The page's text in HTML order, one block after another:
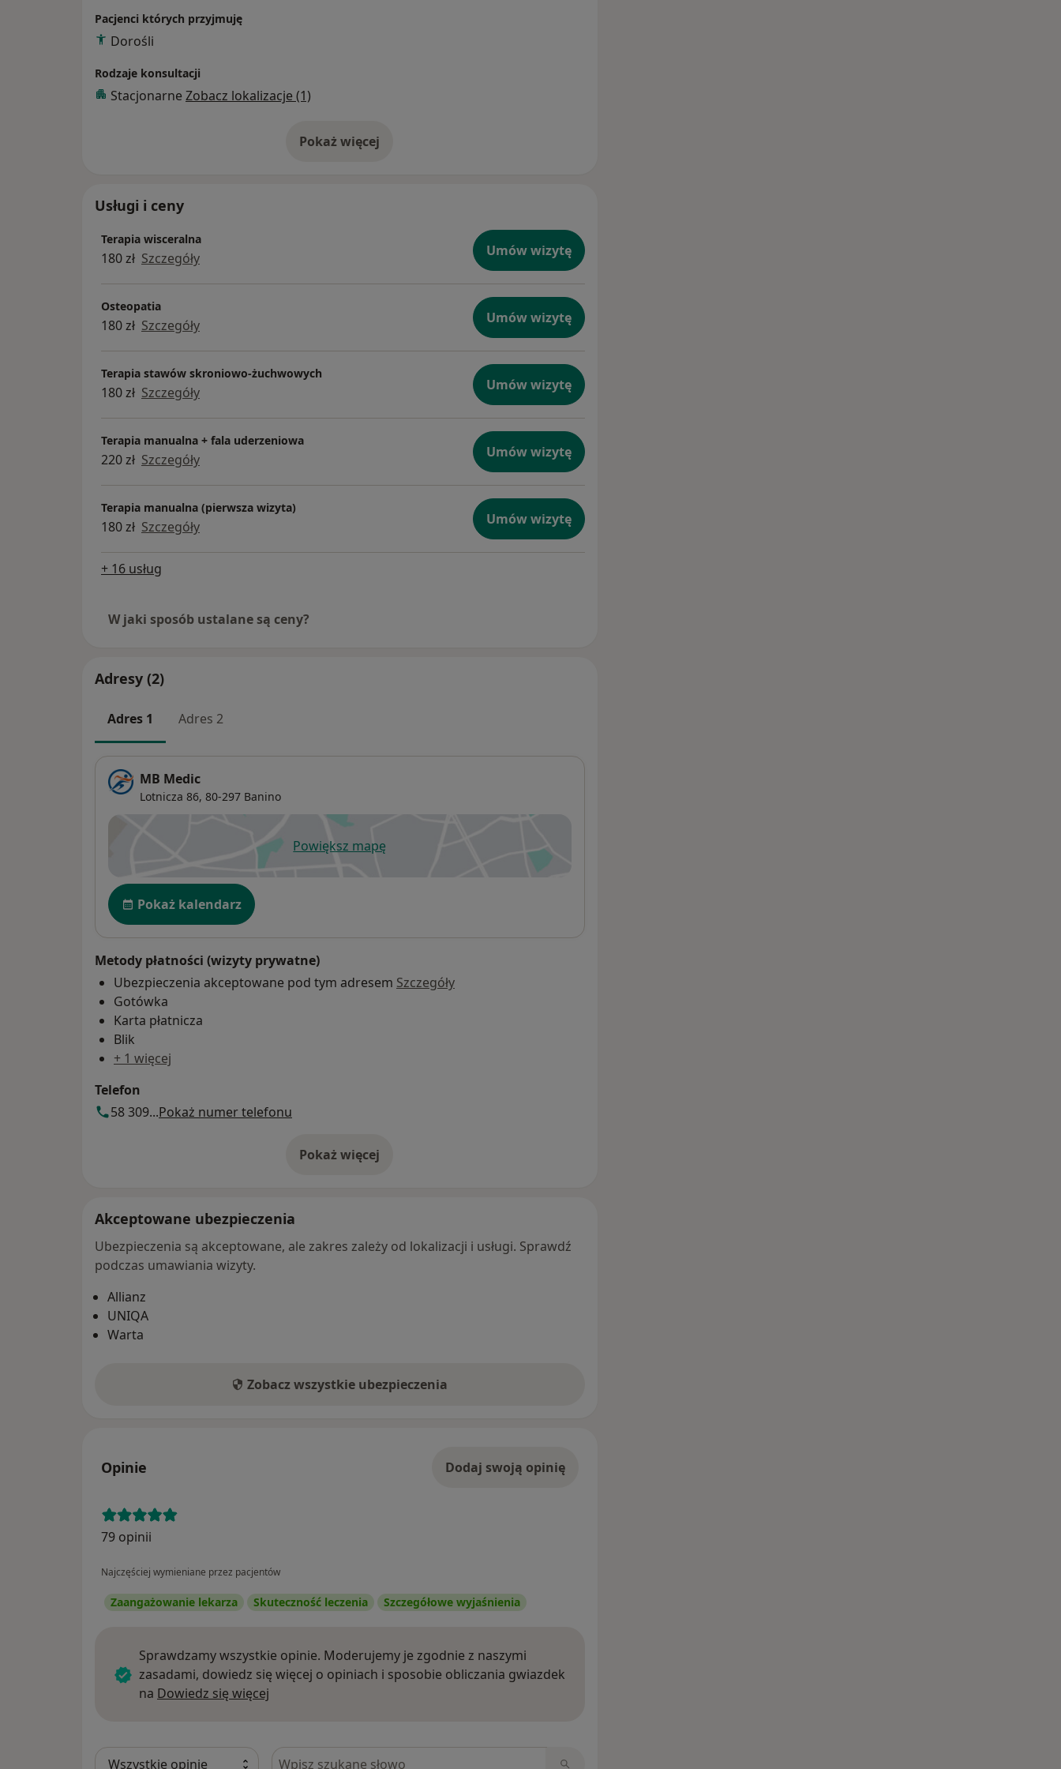
Fibrolizy mięśniowo- powięziowej (tzw. Haczykowania wg Ekmana),
Kinesiotapingu, Podstaw Naukowych Medycznego Treningu Terapeutycznego
oraz Diagnostyki obrazowej narządu ruchu.
Pacjenci których przyjmuję
Dorośli
Rodzaje konsultacji
Stacjonarne Zobacz lokalizacje (1)
Pokaż więcejo doświadczeniu
Usługi i ceny
Terapia wisceralna
180 zł Szczegóły Umów wizytę
Osteopatia
180 zł Szczegóły Umów wizytę
Terapia stawów skroniowo-żuchwowych
180 zł Szczegóły Umów wizytę
Terapia manualna + fala uderzeniowa
220 zł Szczegóły Umów wizytę
Terapia manualna (pierwsza wizyta)
180 zł Szczegóły Umów wizytę
+ 16 usług
W jaki sposób ustalane są ceny?
Adresy (2)
Adres 1 Adres 2
MB Medic
Lotnicza 86, 80-297 Banino
Powiększ mapęotwiera się w nowej karcie
Dostępność
Pokaż kalendarz
Metody płatności (wizyty prywatne)
Ubezpieczenia akceptowane pod tym adresem Szczegóły
Gotówka
Karta płatnicza
Blik
+ 1 więcej
Telefon
58 309...Pokaż numer telefonu
Pokaż więcej
o adresie
Akceptowane ubezpieczenia
Ubezpieczenia są akceptowane, ale zakres zależy od lokalizacji i usługi. Sprawdź
podczas umawiania wizyty.
Allianz
UNIQA
Warta
Zobacz wszystkie ubezpieczenia
Opinie Dodaj swoją opinię
79 opinii
Najczęściej wymieniane przez pacjentów
Zaangażowanie lekarza Skuteczność leczenia Szczegółowe wyjaśnienia
Sprawdzamy wszystkie opinie. Moderujemy je zgodnie z naszymi
zasadami, dowiedz się więcej o opiniach i sposobie obliczania gwiazdek
na Dowiedz się więcej
Szukaj w opiniach